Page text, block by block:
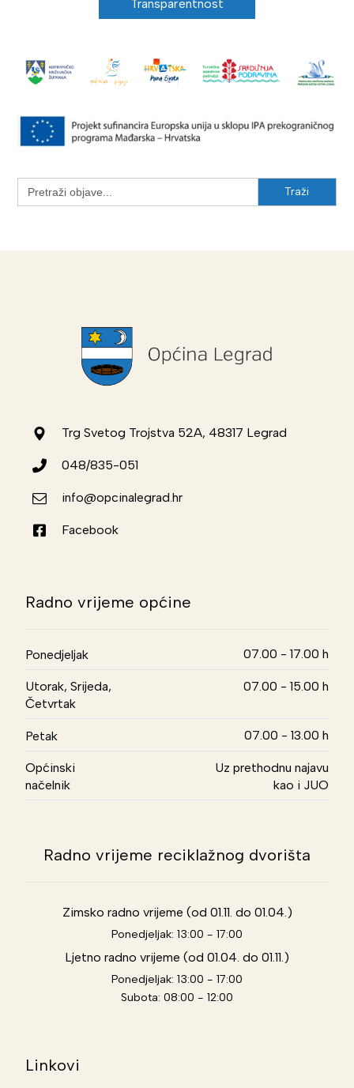
Transparentnost
Search
for:
Trg Svetog Trojstva 52A, 48317 Legrad
048/835-051
info@opcinalegrad.hr
Facebook
Radno vrijeme općine
Ponedjeljak 07.00 - 17.00 h
Utorak, Srijeda,
Četvrtak
07.00 - 15.00 h
Petak 07.00 - 13.00 h
Općinski
načelnik
Uz prethodnu najavu
kao i JUO
Radno vrijeme reciklažnog dvorišta
Zimsko radno vrijeme (od 01.11. do 01.04.)
Ponedjeljak: 13:00 - 17:00
Ljetno radno vrijeme (od 01.04. do 01.11.)
Ponedjeljak: 13:00 - 17:00
Subota: 08:00 - 12:00
Linkovi